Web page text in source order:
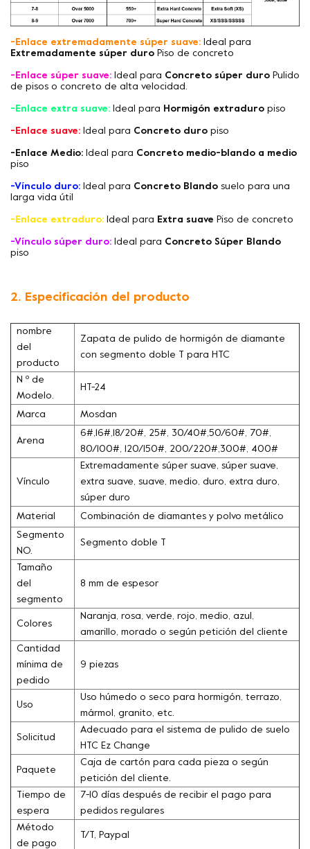
-Enlace extremadamente súper suave: Ideal para
Extremadamente súper duro Piso de concreto
-Enlace súper suave: Ideal para Concreto súper duro Pulido
de pisos o concreto de alta velocidad.
-Enlace extra suave: Ideal para Hormigón extraduro piso
-Enlace suave: Ideal para Concreto duro piso
-Enlace Medio: Ideal para Concreto medio-blando a medio
piso
-Vínculo duro: Ideal para Concreto Blando suelo para una
larga vida útil
-Enlace extraduro: Ideal para Extra suave Piso de concreto
-Vínculo súper duro: Ideal para Concreto Súper Blando
piso
2. Especificación del producto
nombre
del
producto
Zapata de pulido de hormigón de diamante
con segmento doble T para HTC
N º de
Modelo.
HT-24
Marca Mosdan
Arena
6#,16#,18/20#, 25#, 30/40#,50/60#, 70#,
80/100#, 120/150#, 200/220#,300#, 400#
Vínculo
Extremadamente súper suave, súper suave,
extra suave, suave, medio, duro, extra duro,
súper duro
Material Combinación de diamantes y polvo metálico
Segmento
NO.
Segmento doble T
Tamaño
del
segmento
8 mm de espesor
Colores
Naranja, rosa, verde, rojo, medio, azul,
amarillo, morado o según petición del cliente
Cantidad
mínima de
pedido
9 piezas
Uso
Uso húmedo o seco para hormigón, terrazo,
mármol, granito, etc.
Solicitud
Adecuado para el sistema de pulido de suelo
HTC Ez Change
Paquete
Caja de cartón para cada pieza o según
petición del cliente.
Tiempo de
espera
7-10 días después de recibir el pago para
pedidos regulares
Método
de pago
T/T, Paypal